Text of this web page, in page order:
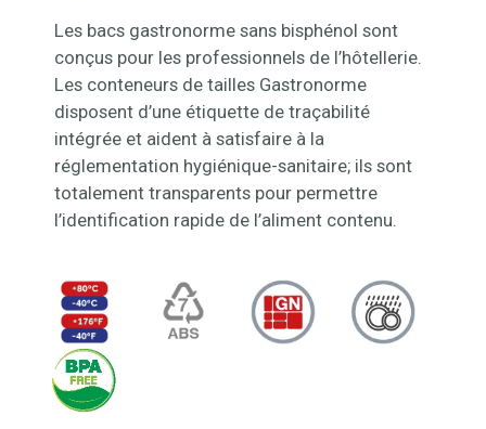
Les bacs gastronorme sans bisphénol sont
conçus pour les professionnels de l’hôtellerie.
Les conteneurs de tailles Gastronorme
disposent d’une étiquette de traçabilité
intégrée et aident à satisfaire à la
réglementation hygiénique-sanitaire; ils sont
totalement transparents pour permettre
l’identification rapide de l’aliment contenu.